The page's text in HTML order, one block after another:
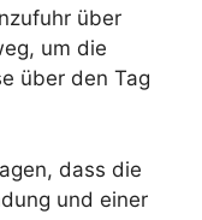
über
um die
über den Tag
dass die
und einer